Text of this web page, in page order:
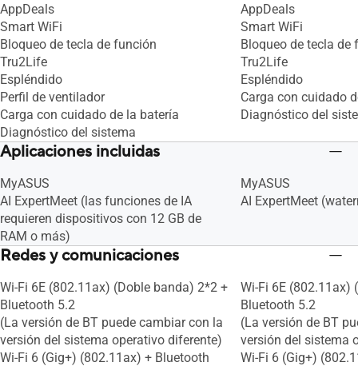
AppDeals
Smart WiFi
Bloqueo de tecla de función
Tru2Life
Espléndido
Perfil de ventilador
Carga con cuidado de la batería
Diagnóstico del sistema
AppDeals
Smart WiFi
Bloqueo de tecla de
Tru2Life
Espléndido
Carga con cuidado
Diagnóstico del
Aplicaciones incluidas
MyASUS
AI ExpertMeet (las funciones de IA
requieren dispositivos con 12 GB de
RAM o más)
MyASUS
AI ExpertMeet
Redes y comunicaciones
Wi-Fi 6E (802.11ax) (Doble banda) 2*2 +
Bluetooth 5.2
(La versión de BT puede cambiar con la
versión del sistema operativo diferente)
Wi-Fi 6 (Gig+) (802.11ax) + Bluetooth
Wi-Fi 6E (802.11ax)
Bluetooth 5.2
(La versión de BT
versión del sistema
Wi-Fi 6 (Gig+)